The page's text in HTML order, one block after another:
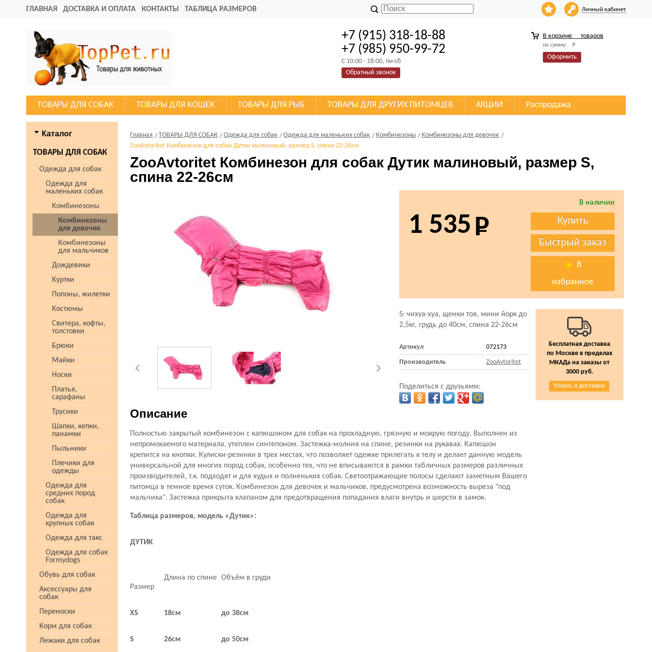
ГЛАВНАЯ ДОСТАВКА И ОПЛАТА КОНТАКТЫ ТАБЛИЦА РАЗМЕРОВ Личный кабинет
+7 (915) 318-18-88
+7 (985) 950-99-72
C 10:00 - 18:00, пн-сб
Обратный звонок
В корзине товаров
на сумму: Р
Оформить
ТОВАРЫ ДЛЯ СОБАК ТОВАРЫ ДЛЯ КОШЕК ТОВАРЫ ДЛЯ РЫБ ТОВАРЫ ДЛЯ ДРУГИХ ПИТОМЦЕВ АКЦИИ Распродажа
Каталог
ТОВАРЫ ДЛЯ СОБАК
Одежда для собак
Одежда для
маленьких собак
Комбинезоны
Комбинезоны
для девочек
Комбинезоны
для мальчиков
Дождевики
Куртки
Попоны, жилетки
Костюмы
Свитера, кофты,
толстовки
Брюки
Майки
Носки
Платья,
сарафаны
Трусики
Шапки, кепки,
панамки
Пыльники
Плечики для
одежды
Одежда для
средних пород
собак
Одежда для
крупных собак
Одежда для такс
Одежда для собак
Formydogs
Обувь для собак
Аксессуары для
собак
Переноски
Корм для собак
Лежаки для собак
Главная ТОВАРЫ ДЛЯ СОБАК Одежда для собак Одежда для маленьких собак Комбинезоны
Комбинезоны для девочек
ZooAvtoritet Комбинезон для собак Дутик малиновый, размер S, спина 22-26см
ZooAvtoritet Комбинезон для собак Дутик малиновый, размер S,
спина 22-26см
В наличии
1 535
В
избранное
S: чихуа-хуа, щенки тоя, мини йорк до
2,5кг, грудь до 40см, спина 22-26см
Артикул 072173
Производитель ZooAvtoritet
Поделиться с друзьями:
Описание
Полностью закрытый комбинезон с капюшоном для собак на прохладную, грязную и мокрую погоду. Выполнен из
непромокаемого материала, утеплен синтепоном. Застежка-молния на спине, резинки на рукавах. Капюшон
крепится на кнопки. Кулиски-резинки в трех местах, что позволяет одежке прилегать к телу и делает данную модель
универсальной для многих пород собак, особенно тех, что не вписываются в рамки табличных размеров различных
производителей, т.к. подходят и для худых и полненьких собак. Светоотражающие полосы сделают заметным Вашего
питомца в темное время суток. Комбинезон для девочек и мальчиков, предусмотрена возможность выреза "под
мальчика". Застежка прикрыта клапаном для предотвращения попадания влаги внутрь и шерсти в замок.
Таблица размеров, модель «Дутик»:
ДУТИК
Размер
Длина по спине Объём в груди
XS 18см до 38см
S 26см до 50см
Бесплатная доставка
по Москве в пределах
МКАДа на заказы от
3000 руб.
Узнать о доставке